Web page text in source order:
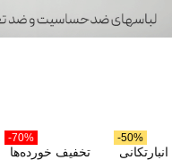
انبارتکانی
50%-
تخفیف خورده‌ها
70%-